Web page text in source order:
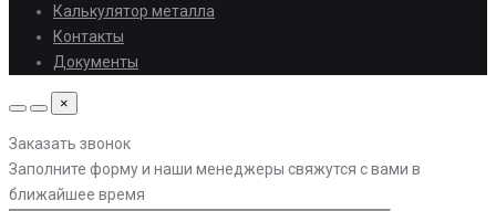
Калькулятор металла
Контакты
Документы
×
Заказать звонок
Заполните форму и наши менеджеры свяжутся с вами в
ближайшее время